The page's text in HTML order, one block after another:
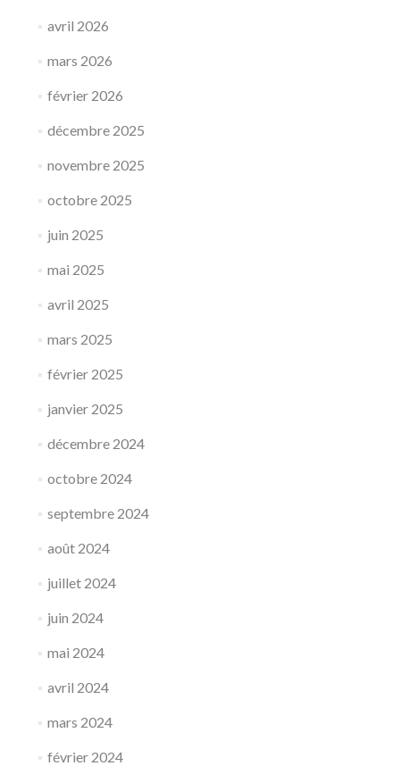
avril 2026
mars 2026
février 2026
décembre 2025
novembre 2025
octobre 2025
juin 2025
mai 2025
avril 2025
mars 2025
février 2025
janvier 2025
décembre 2024
octobre 2024
septembre 2024
août 2024
juillet 2024
juin 2024
mai 2024
avril 2024
mars 2024
février 2024